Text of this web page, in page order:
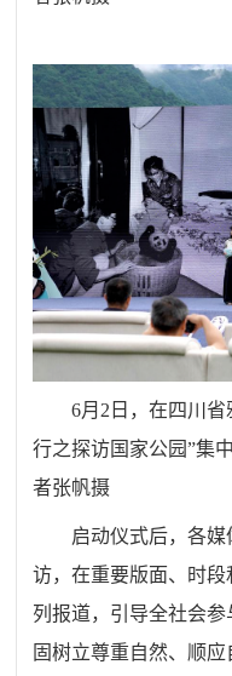
6月2日，在四川省
行之探访国家公园”集
者张帆摄
启动仪式后，各
访，在重要版面、时
列报道，引导全社会
固树立尊重自然、顺